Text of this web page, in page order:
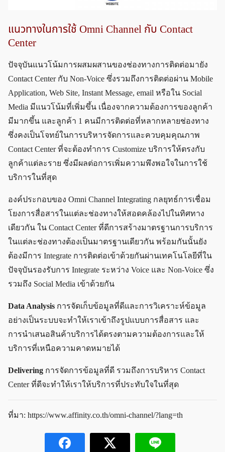
แนวทางในการใช้ Omni Channel กับ Contact
Center
ปัจจุบันแนวโน้มการผสมผสานของช่องทางการติดต่อมายัง
Contact Center กับ Non-Voice ซึ่งรวมถึงการติดต่อผ่าน Mobile
Application, Web Site, Instant Message, email หรือใน Social
Media มีแนวโน้มที่เพิ่มขึ้น เนื่องจากความต้องการของลูกค้า
มีมากขึ้น และลูกค้า 1 คนมีการติดต่อที่หลากหลายช่องทาง
ซึ่งคงเป็นโจทย์ในการบริหารจัดการและควบคุมคุณภาพ
Contact Center ที่จะต้องทำการ Customize บริการให้ตรงกับ
ลูกค้าแต่ละราย ซึ่งมีผลต่อการเพิ่มความพึงพอใจในการใช้
บริการในที่สุด
องค์ประกอบของ Omni Channel Integrating กลยุทธ์การเชื่อม
โยงการสื่อสารในแต่ละช่องทางให้สอดคล้องไปในทิศทาง
เดียวกัน ใน Contact Center ที่ดีการสร้างมาตรฐานการบริการ
ในแต่ละช่องทางต้องเป็นมาตรฐานเดียวกัน พร้อมกันนั้นยัง
ต้องมีการ Integrate การติดต่อเข้าด้วยกันผ่านเทคโนโลยีที่ใน
ปัจจุบันรองรับการ Integrate ระหว่าง Voice และ Non-Voice ซึ่ง
รวมถึง Social Media เข้าด้วยกัน
Data Analysis การจัดเก็บข้อมูลที่ดีและการวิเคราะห์ข้อมูล
อย่างเป็นระบบจะทำให้เราเข้าถึงรูปแบบการสื่อสาร และ
การนำเสนอสินค้าบริการได้ตรงตามความต้องการและให้
บริการที่เหนือความคาดหมายได้
Delivering การจัดการข้อมูลที่ดี รวมถึงการบริหาร Contact
Center ที่ดีจะทำให้เราให้บริการที่ประทับใจในที่สุด
ที่มา: https://www.affinity.co.th/omni-channel/?lang=th